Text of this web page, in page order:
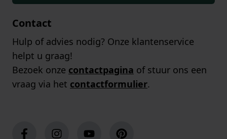
Contact
Hulp of advies nodig? Onze klantenservice
helpt u graag!
Bezoek onze contactpagina of stuur ons een
vraag via het contactformulier.